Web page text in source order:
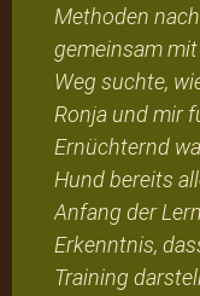
Methoden
gemeinsam
Weg suchte,
Ronja und mir
Ernüchternd
Hund bereits
Anfang der
Erkenntnis,
Training